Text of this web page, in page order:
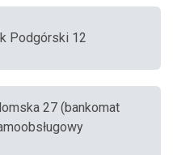
Podgórski 12
27 (bankomat